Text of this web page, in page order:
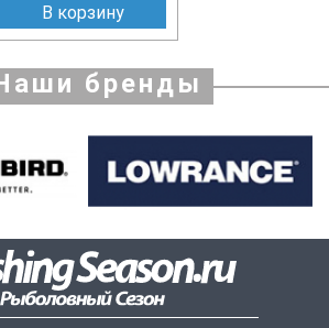
В корзину
бренды